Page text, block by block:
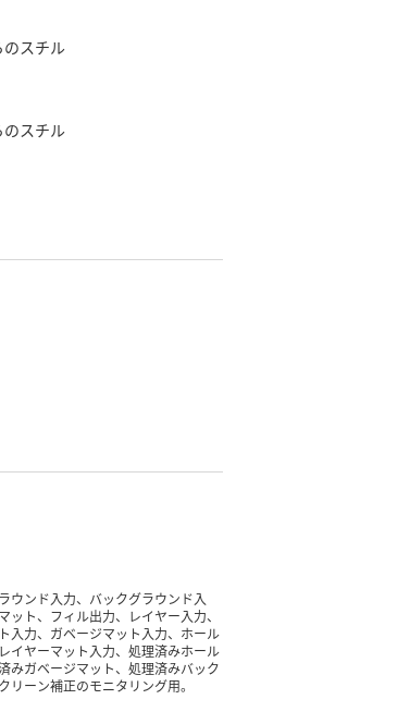
のスチル
のスチル
ウンド入力、バックグラウンド入
ット、フィル出力、レイヤー入力、
入力、ガベージマット入力、ホール
イヤーマット入力、処理済みホール
みガベージマット、処理済みバック
リーン補正のモニタリング用。